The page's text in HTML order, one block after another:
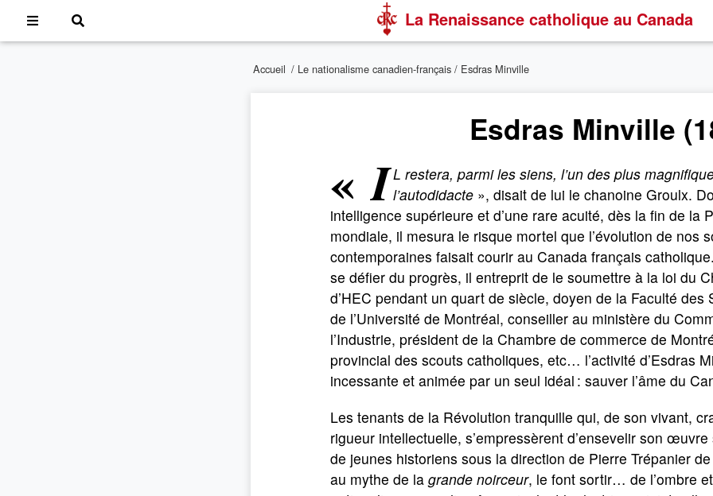
La Renaissance catholique au Canada
Accueil / Le nationalisme canadien-français / Esdras Minville
Esdras Minville
«IL restera, parmi les siens, l’un des plus
l’autodidacte », disait de lui le chanoine Groulx.
intelligence supérieure et d’une rare acuité, dès la fin de la
mondiale, il mesura le risque mortel que l’évolution de nos
contemporaines faisait courir au Canada français
se défier du progrès, il entreprit de le soumettre à la loi du
d’HEC pendant un quart de siècle, doyen de la Faculté des
de l’Université de Montréal, conseiller au ministère du
l’Industrie, président de la Chambre de commerce de
provincial des scouts catholiques, etc… l’activité d’Esdras
incessante et animée par un seul idéal : sauver l’âme du
Les tenants de la Révolution tranquille qui, de son vivant,
rigueur intellectuelle, s’empressèrent d’ensevelir son
de jeunes historiens sous la direction de Pierre Trépanier
au mythe de la grande noirceur, le font sortir… de l’ombre